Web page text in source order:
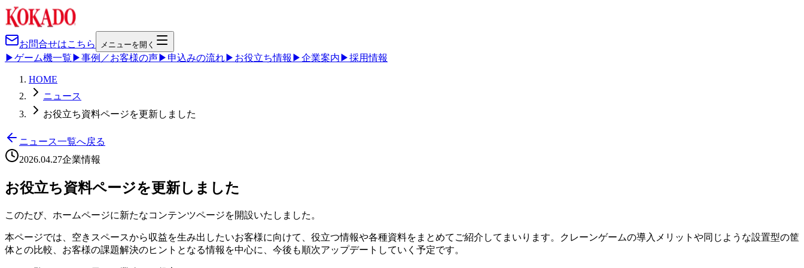
お問合せはこちら メニューを開く
▶ゲーム機一覧 ▶事例／お客様の声▶ 申込みの流れ▶ お役立ち情報 ▶企業案内 ▶採用情報
HOME
ニュース
お役立ち資料ページを更新しました
ニュース一覧へ戻る
2026.04.27企業情報
お役立ち資料ページを更新しました
このたび、ホームページに新たなコンテンツページを開設いたしました。
本ページでは、空きスペースから収益を生み出したいお客様に向けて、役立つ情報や各種資料をまとめてご紹介してまいります。クレーンゲームの導入メリットや同じような設置型の筐
体との比較、お客様の課題解決のヒントとなる情報を中心に、今後も順次アップデートしていく予定です。